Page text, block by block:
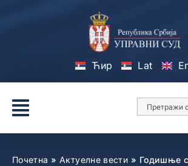
Ћир Lat
Почетна » Актуелне вести » Годишње